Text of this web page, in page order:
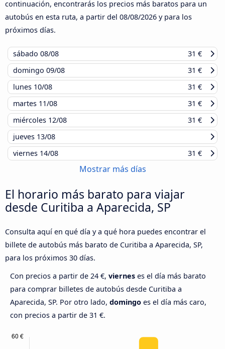
continuación, encontrarás los precios más baratos para un
autobús en esta ruta, a partir del 08/08/2026 y para los
próximos días.
sábado 08/08
31 €
domingo 09/08
31 €
lunes 10/08
31 €
martes 11/08
31 €
miércoles 12/08
31 €
jueves 13/08
viernes 14/08 31 €
Mostrar más días
El horario más barato para viajar
desde Curitiba a Aparecida, SP
Consulta aquí en qué día y a qué hora puedes encontrar el
billete de autobús más barato de Curitiba a Aparecida, SP,
para los próximos 30 días.
Con precios a partir de 24 €, viernes es el día más barato
para comprar billetes de autobús desde Curitiba a
Aparecida, SP. Por otro lado, domingo es el día más caro,
con precios a partir de 31 €.